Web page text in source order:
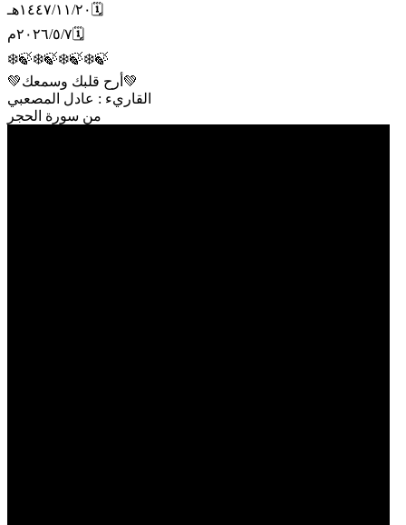
١٤٤٧/١١/٢٠هـ🗓
٢٠٢٦/٥/٧م🗓
❄️🍃❄️🍃❄️🍃❄️🍃
💚أرح قلبك وسمعك💚
القاريء : عادل المصعبي
من سورة الحجر